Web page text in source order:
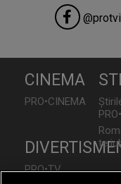
CINEMA
PRO•CINEMA
PRO•TV
te